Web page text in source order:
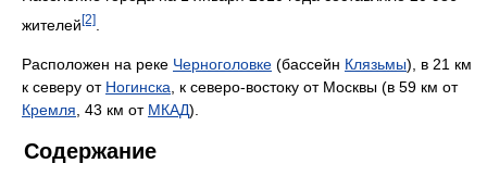
жителей[2]
Расположен на реке Черноголовке (бассейн Клязьмы), в 21 км
к северу от Ногинска , к северо-востоку от Москвы (в 59 км от
Кремля , 43 км от МКАД).
Содержание